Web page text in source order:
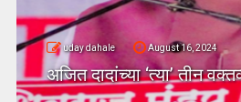
uday dahale August 16, 2024
अजित दादांच्या ‘त्या’ तीन